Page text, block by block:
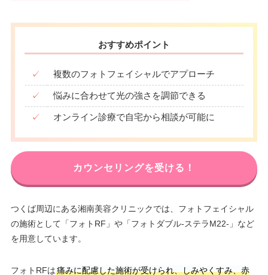
おすすめポイント
✓ 複数のフォトフェイシャルでアプローチ
✓ 悩みに合わせて光の強さを調節できる
✓ オンライン診療で自宅から相談が可能に
カウンセリングを受ける！
つくば周辺にある湘南美容クリニックでは、フォトフェイシャル
の施術として「フォトRF」や「フォトダブル-ステラM22-」など
を用意しています。
フォトRFは痛みに配慮した施術が受けられ、しみやくすみ、赤